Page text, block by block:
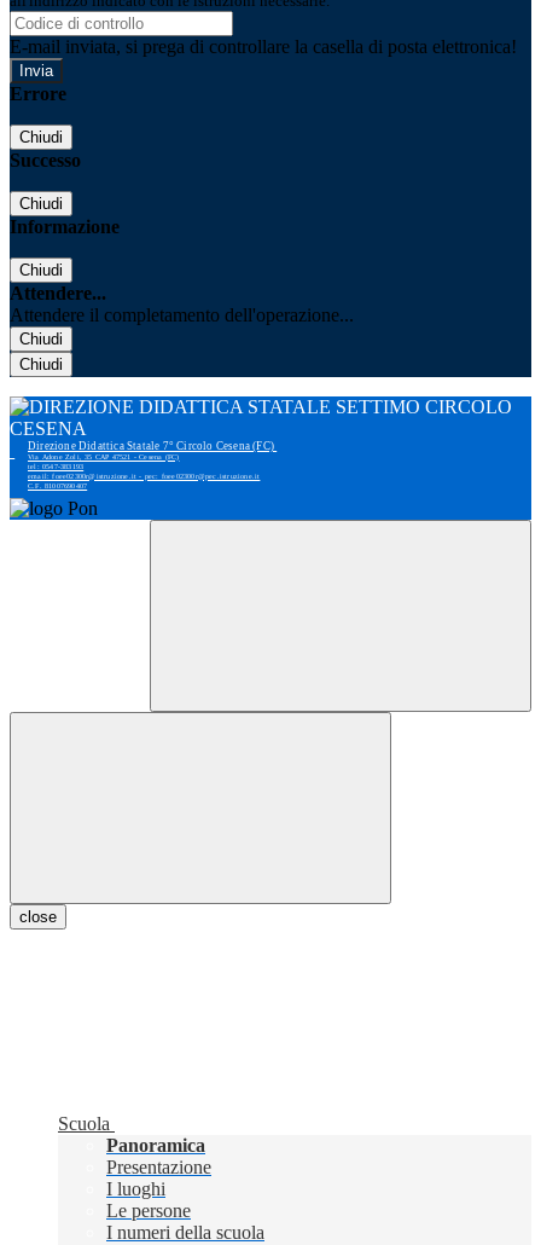
E-mail inviata, si prega di controllare la casella di posta elettronica!
Errore
Chiudi
Successo
Chiudi
Informazione
Chiudi
Attendere...
Attendere il completamento dell'operazione...
Chiudi
Chiudi
Direzione Didattica Statale 7° Circolo Cesena (FC)
Via Adone Zoli, 35 CAP 47521 - Cesena (FC)
tel: 0547-383193
email: foee02300r@istruzione.it - pec: foee02300r@pec.istruzione.it
C.F. 81007690407
close
Scuola
Panoramica
Presentazione
I luoghi
Le persone
I numeri della scuola